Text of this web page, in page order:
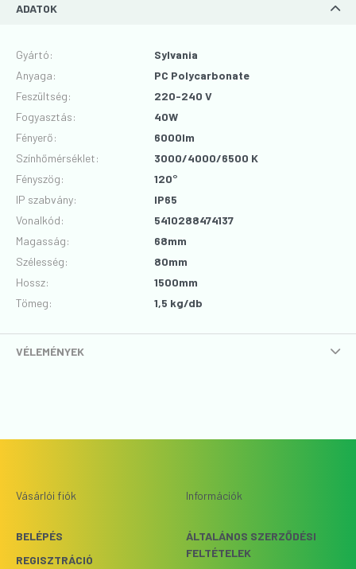
ADATOK
Gyártó:
Sylvania
Anyaga:
PC Polycarbonate
Feszültség:
220-240 V
Fogyasztás:
40W
Fényerő:
6000lm
Színhőmérséklet:
3000/4000/6500 K
Fényszög:
120°
IP szabvány:
IP65
Vonalkód:
5410288474137
Magasság:
68mm
Szélesség:
80mm
Hossz:
1500mm
Tömeg:
1,5 kg/db
VÉLEMÉNYEK
Vásárlói fiók
BELÉPÉS
REGISZTRÁCIÓ
Információk
ÁLTALÁNOS SZERZŐDÉSI
FELTÉTELEK